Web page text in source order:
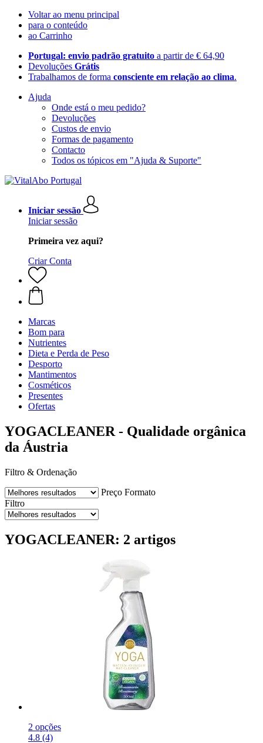
Voltar ao menu principal
para o conteúdo
ao Carrinho
Portugal: envio padrão gratuito a partir de € 64,90
Devoluções Grátis
Trabalhamos de forma consciente em relação ao clima.
Ajuda
Onde está o meu pedido?
Devoluções
Custos de envio
Formas de pagamento
Contacto
Todos os tópicos em "Ajuda & Suporte"
Iniciar sessão
Iniciar sessão
Primeira vez aqui?
Criar Conta
Marcas
Bom para
Nutrientes
Dieta e Perda de Peso
Desporto
Mantimentos
Cosméticos
Presentes
Ofertas
YOGACLEANER - Qualidade orgânica
da Áustria
Filtro & Ordenação
Preço Formato
Filtro
YOGACLEANER: 2 artigos
2 opções
4.8 (4)